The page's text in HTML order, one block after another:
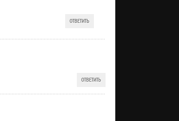
ОТВЕТИТЬ
ОТВЕТИТЬ